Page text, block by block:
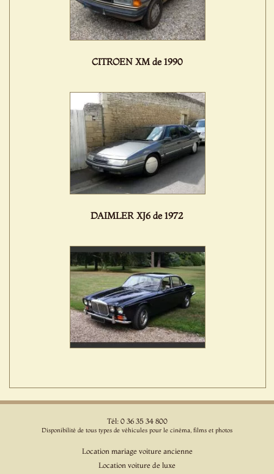
CITROEN XM de 1990
DAIMLER XJ6 de 1972
Tél: 0 36 35 34 800
Disponibilité de tous types de véhicules pour le cinéma, films et photos
Location mariage voiture ancienne
Location voiture de luxe